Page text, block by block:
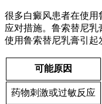
很多白癜风患者在使
应对措施。鲁索替尼
使用鲁索替尼乳膏引起
可能原因
药物刺激或过敏反应